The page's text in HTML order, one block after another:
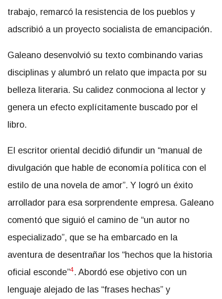
trabajo, remarcó la resistencia de los pueblos y
adscribió a un proyecto socialista de emancipación.
Galeano desenvolvió su texto combinando varias
disciplinas y alumbró un relato que impacta por su
belleza literaria. Su calidez conmociona al lector y
genera un efecto explícitamente buscado por el
libro.
El escritor oriental decidió difundir un “manual de
divulgación que hable de economía política con el
estilo de una novela de amor”. Y logró un éxito
arrollador para esa sorprendente empresa. Galeano
comentó que siguió el camino de “un autor no
especializado”, que se ha embarcado en la
aventura de desentrañar los “hechos que la historia
oficial esconde”4. Abordó ese objetivo con un
lenguaje alejado de las “frases hechas” y